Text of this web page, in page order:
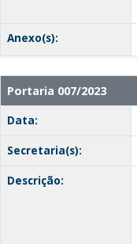
Anexo(s):
Portaria 007/2023
Data:
Secretaria(s):
Descrição: